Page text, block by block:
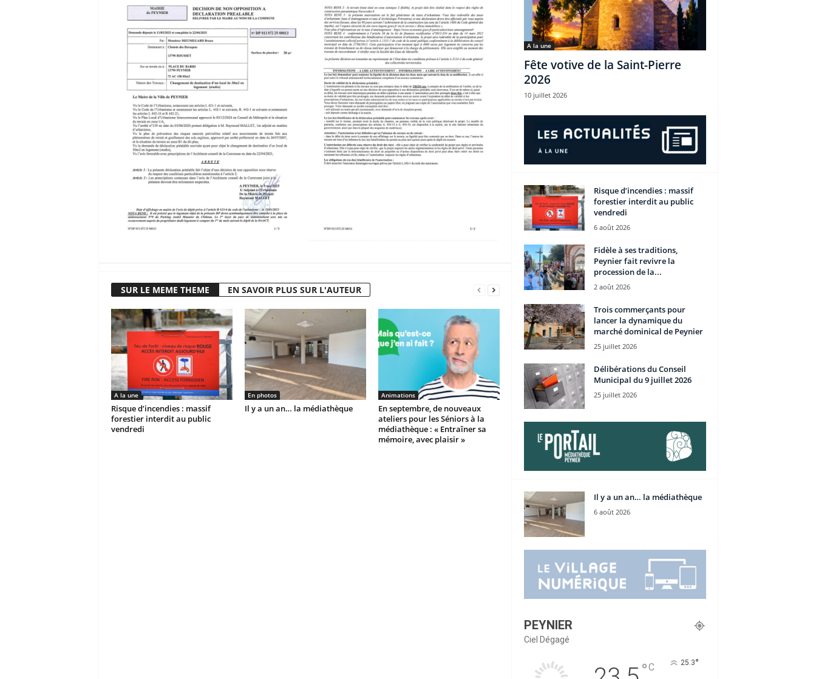
SUR LE MEME THEME EN SAVOIR PLUS SUR L'AUTEUR
A la une
Risque d’incendies : massif
forestier interdit au public
vendredi
En photos
Il y a un an… la médiathèque
Animations
En septembre, de nouveaux
ateliers pour les Séniors à la
médiathèque : « Entraîner sa
mémoire, avec plaisir »
A la une
Fête votive de la Saint-Pierre
2026
10 juillet 2026
Risque d’incendies : massif
forestier interdit au public
vendredi
6 août 2026
Fidèle à ses traditions,
Peynier fait revivre la
procession de la...
2 août 2026
Trois commerçants pour
lancer la dynamique du
marché dominical de Peynier
25 juillet 2026
Délibérations du Conseil
Municipal du 9 juillet 2026
25 juillet 2026
Il y a un an… la médiathèque
6 août 2026
PEYNIER
Ciel Dégagé
°C 25.3°